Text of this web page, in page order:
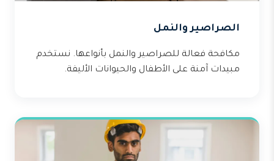
الصراصير والنمل
مكافحة فعالة للصراصير والنمل بأنواعها. نستخدم
مبيدات آمنة على الأطفال والحيوانات الأليفة.